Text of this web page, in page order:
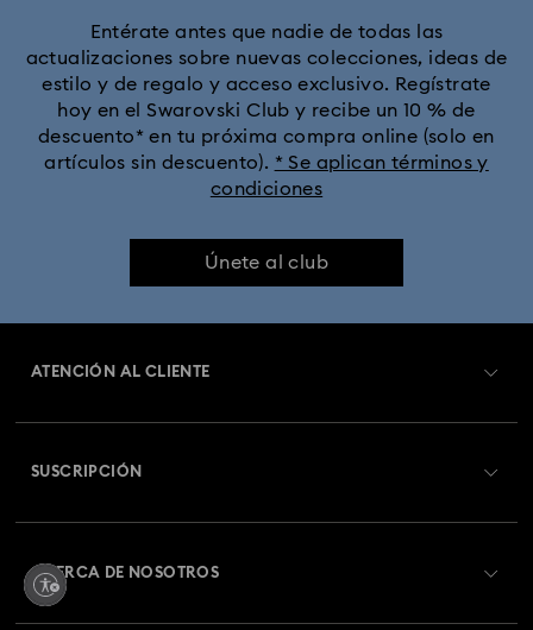
Colección Cápsula Ariana Grande x Swarovski
Colección Florere Colección Gema
Colección Harmonia Colección Holiday Cheers
Colección Matrix Vittore
Entérate antes que nadie de todas las
actualizaciones sobre nuevas colecciones, ideas de
estilo y de regalo y acceso exclusivo. Regístrate
hoy en el Swarovski Club y recibe un 10 % de
descuento* en tu próxima compra online (solo en
artículos sin descuento). * Se aplican términos y
condiciones
Únete al club
ATENCIÓN AL CLIENTE
Envío
SUSCRIPCIÓN
Swarovski Club
ACERCA DE NOSOTROS